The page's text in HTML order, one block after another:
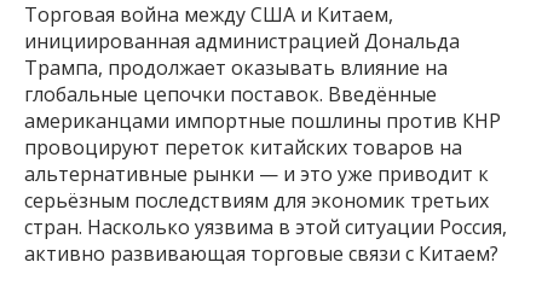
Торговая война между США и Китаем,
инициированная администрацией Дональда
Трампа, продолжает оказывать влияние на
глобальные цепочки поставок. Введённые
американцами импортные пошлины против КНР
провоцируют переток китайских товаров на
альтернативные рынки — и это уже приводит к
серьёзным последствиям для экономик третьих
стран. Насколько уязвима в этой ситуации Россия,
активно развивающая торговые связи с Китаем?